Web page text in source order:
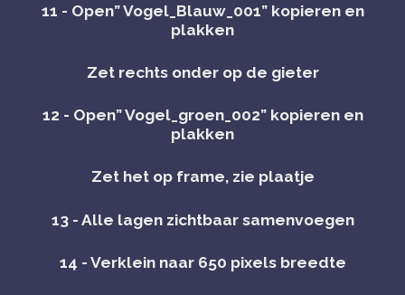
11 - Open” Vogel_Blauw_001” kopieren en
plakken
Zet rechts onder op de gieter
12 - Open” Vogel_groen_002” kopieren en
plakken
Zet het op frame, zie plaatje
13 - Alle lagen zichtbaar samenvoegen
14 - Verklein naar 650 pixels breedte